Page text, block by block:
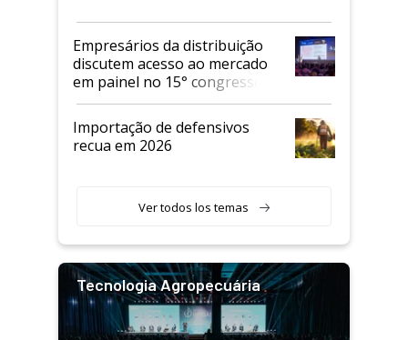
Empresários da distribuição
discutem acesso ao mercado
em painel no 15° congresso
Andav
Importação de defensivos
recua em 2026
Ver todos los temas
Tecnologia Agropecuária